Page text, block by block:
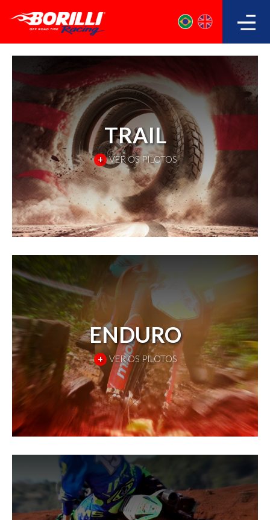
TRAIL
+ VER OS PILOTOS
ENDURO
+ VER OS PILOTOS